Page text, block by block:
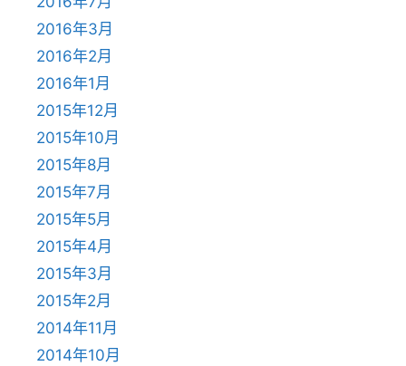
2016年3月
2016年2月
2016年1月
2015年12月
2015年10月
2015年8月
2015年7月
2015年5月
2015年4月
2015年3月
2015年2月
2014年11月
2014年10月